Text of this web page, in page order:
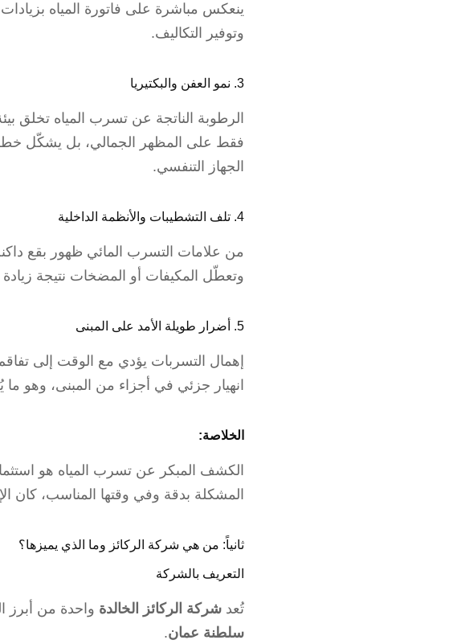
ينعكس مباشرة على فاتورة المياه
وتوفير التكاليف.
3. نمو العفن والبكتيريا
الرطوبة الناتجة عن تسرب المياه تخلق
فقط على المظهر الجمالي، بل يشكّل
الجهاز التنفسي.
4. تلف التشطيبات والأنظمة الداخلية
من علامات التسرب المائي ظهور بقع
وتعطّل المكيفات أو المضخات نتيجة
5. أضرار طويلة الأمد على المبنى
إهمال التسربات يؤدي مع الوقت إلى
انهيار جزئي في أجزاء من المبنى، وهو
الخلاصة:
الكشف المبكر عن تسرب المياه هو
المشكلة بدقة وفي وقتها المناسب، كان
ثانياً: من هي شركة الركائز وما الذي يميزها؟
التعريف بالشركة
تُعدشركة الركائز الخالدة واحدة من
سلطنة عمان.